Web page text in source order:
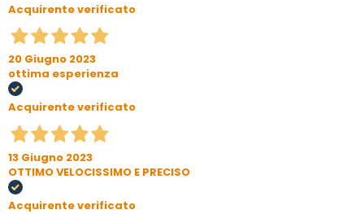
Acquirente verificato
20 Giugno 2023
ottima esperienza
Acquirente verificato
13 Giugno 2023
OTTIMO VELOCISSIMO E PRECISO
Acquirente verificato